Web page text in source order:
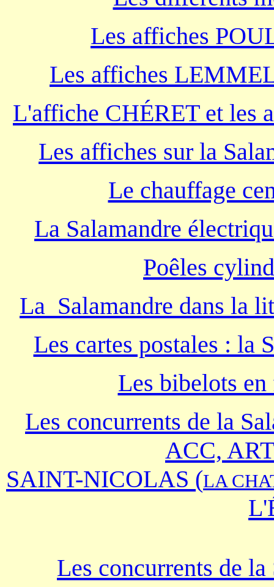
Les affiches
Les affiches
L'affiche CHÉRET et les
Les affiches sur la
Le chauffage
La Salamandre
Poêles
La Salamandre dans la
Les cartes postales : la
Les bibelots
Les concurrents de la
ACC,
SAINT-NICOLAS (LA
Les concurrents de